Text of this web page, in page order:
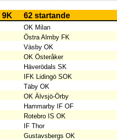
9K 62 startande
OK Milan
Östra Almby FK
Väsby OK
OK Österåker
Häverödals SK
IFK Lidingö SOK
Täby OK
OK Älvsjö-Örby
Hammarby IF OF
Rotebro IS OK
IF Thor
Gustavsbergs OK